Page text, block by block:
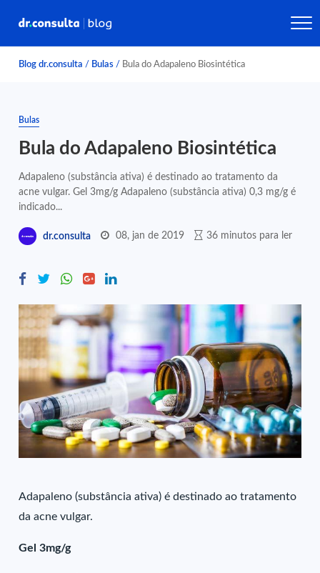
Blog dr.consulta / Bulas / Bula do Adapaleno Biosintética
Bulas
Bula do Adapaleno Biosintética
Adapaleno (substância ativa) é destinado ao tratamento da
acne vulgar. Gel 3mg/g Adapaleno (substância ativa) 0,3 mg/g é
indicado...
dr.consulta 08, jan de 2019 36 minutos para ler
Adapaleno (substância ativa) é destinado ao tratamento
da acne vulgar.
Gel 3mg/g